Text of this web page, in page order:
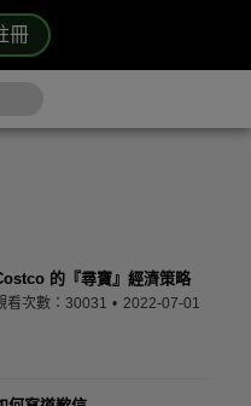
冊
的『尋寶』經濟策略
看次數：30031 2022-07-01